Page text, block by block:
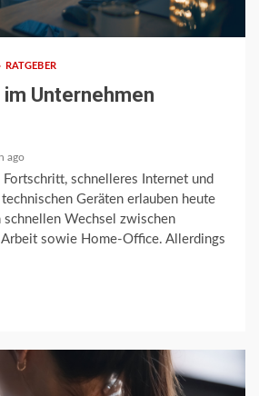
RATGEBER
Unternehmen
ago
schnelleres Internet und
Geräten erlauben heute
schnellen Wechsel zwischen
sowie Home-Office. Allerdings